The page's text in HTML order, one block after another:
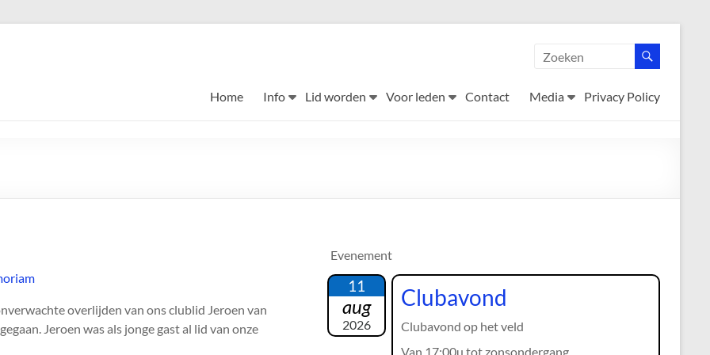
Home Info Lid worden Voor leden Contact Media Privacy Policy
overlijden van ons clublid Jeroen van
Jeroen was als jonge gast al lid van onze
Evenement
11
aug
2026
Clubavond
Clubavond op het veld
Van 17:00u tot zonsondergang